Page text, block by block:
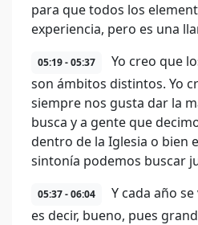
para que todos los
experiencia, pero es una
05:19 - 05:37
Yo creo que
son ámbitos distintos. Yo
siempre nos gusta dar la
busca y a gente que
dentro de la Iglesia o bien
sintonía podemos buscar
05:37 - 06:04
Y cada año
es decir, bueno, pues